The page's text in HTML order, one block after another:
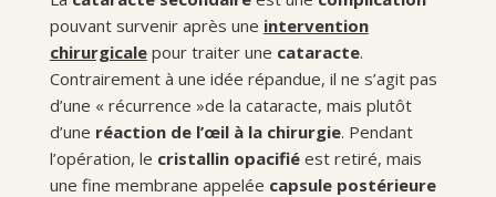
pouvant survenir après une intervention
chirurgicalepour traiter une cataracte.
Contrairement à une idée répandue, il ne s’agit pas
d’une « récurrence »de la cataracte, mais plutôt
d’une réaction de l’œil à la chirurgie. Pendant
l’opération, le cristallin opacifiéest retiré, mais
une fine membrane appelée capsule postérieure